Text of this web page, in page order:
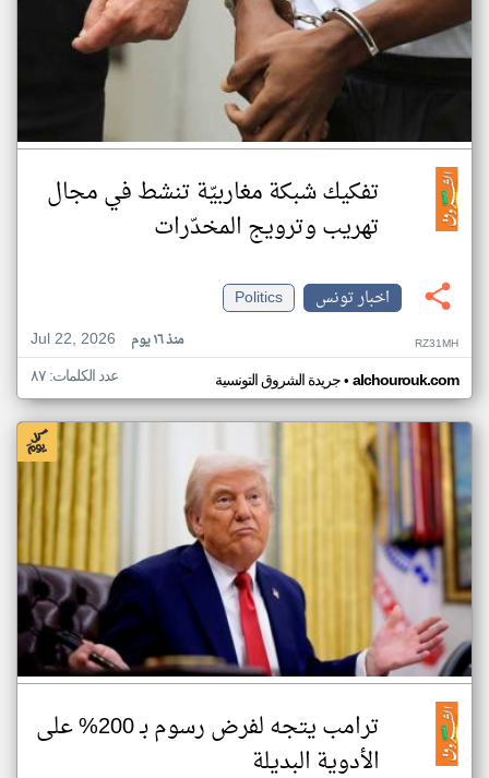
تفكيك شبكة مغاربيّة تنشط في مجال
تهريب وترويج المخدّرات
اخبار تونس
Politics
Jul 22, 2026
منذ ١٦ يوم RZ31MH
جريدة الشروق التونسية• alchourouk.com عدد الكلمات: ٨٧
ترامب يتجه لفرض رسوم بـ 200% على
الأدوية البديلة